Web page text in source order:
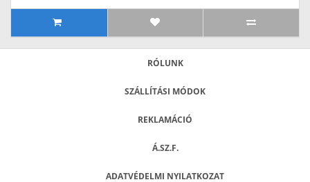
RÓLUNK
SZÁLLÍTÁSI MÓDOK
REKLAMÁCIÓ
Á.SZ.F.
ADATVÉDELMI NYILATKOZAT